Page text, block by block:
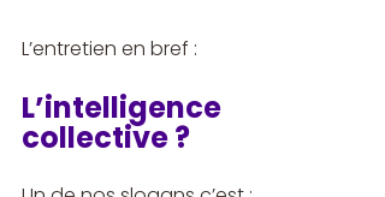
L’entretien en bref :
L’intelligence
collective ?